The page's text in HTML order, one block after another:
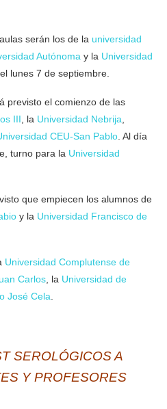
serán los de la universidad
Autónoma y la Universidad
lunes 7 de septiembre.
previsto el comienzo de las
III , la Universidad Nebrija
CEU-San Pablo . Al día
turno para la Universidad
que empiecen los alumnos de
y la Universidad Francisco de
Universidad Complutense de
Carlos , la Universidad de
José Cela
SEROLÓGICOS A
Y PROFESORES